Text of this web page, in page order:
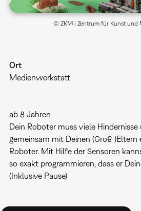
© ZKM | Zentrum für Kunst und
Ort
Medienwerkstatt
ab 8 Jahren
Dein Roboter muss viele
gemeinsam mit Deinen (Groß-)Eltern
Roboter. Mit Hilfe der Sensoren
so exakt programmieren, dass er
(Inklusive Pause)